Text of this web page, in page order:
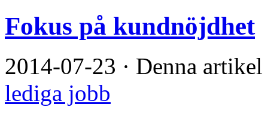
Fokus på kundnöjdhet
2014-07-23 · Denna
lediga jobb